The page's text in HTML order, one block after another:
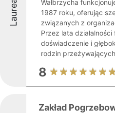
Laureaci
Wałbrzycha
1987 roku, oferując
związanych z
Przez lata działalności
doświadczenie i
rodzin
8
Zakład